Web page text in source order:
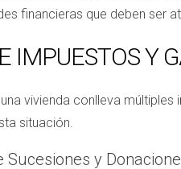
financieras que deben ser
IMPUESTOS Y
vivienda conlleva
situación.
Sucesiones y